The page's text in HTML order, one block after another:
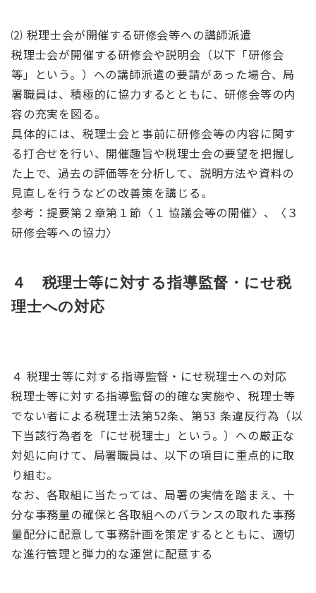
⑵ 税理士会が開催する研修会等への講師派遣
税理士会が開催する研修会や説明会（以下「研修会
等」という。）への講師派遣の要請があった場合、局
署職員は、積極的に協力するとともに、研修会等の内
容の充実を図る。
具体的には、税理士会と事前に研修会等の内容に関す
る打合せを行い、開催趣旨や税理士会の要望を把握し
た上で、過去の評価等を分析して、説明方法や資料の
見直しを行うなどの改善策を講じる。
参考：提要第２章第１節〈１ 協議会等の開催〉、〈３
研修会等への協力〉
４ 税理士等に対する指導監督・にせ税
理士への対応
４ 税理士等に対する指導監督・にせ税理士への対応
税理士等に対する指導監督の的確な実施や、税理士等
でない者による税理士法第52条、第53 条違反行為（以
下当該行為者を「にせ税理士」という。）への厳正な
対処に向けて、局署職員は、以下の項目に重点的に取
り組む。
なお、各取組に当たっては、局署の実情を踏まえ、十
分な事務量の確保と各取組へのバランスの取れた事務
量配分に配意して事務計画を策定するとともに、適切
な進行管理と弾力的な運営に配意する